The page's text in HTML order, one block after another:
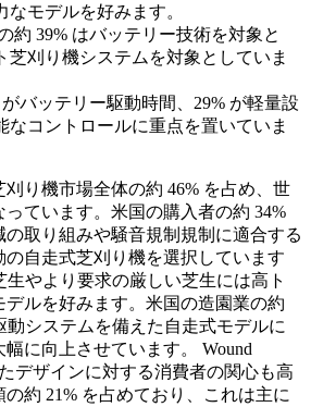
なモデルを好みます。
約 39% はバッテリー技術を対象と
芝刈り機システムを対象としていま
がバッテリー駆動時間、29% が軽量設
なコントロールに重点を置いていま
り機市場全体の約 46% を占め、世
ています。米国の購入者の約 34%
取り組みや騒音規制規制に適合する
自走式芝刈り機を選択しています
生やより要求の厳しい芝生には高ト
デルを好みます。米国の造園業の約
動システムを備えた自走式モデルに
に向上させています。 Wound
デザインに対する消費者の関心も高
約 21% を占めており、これは主に